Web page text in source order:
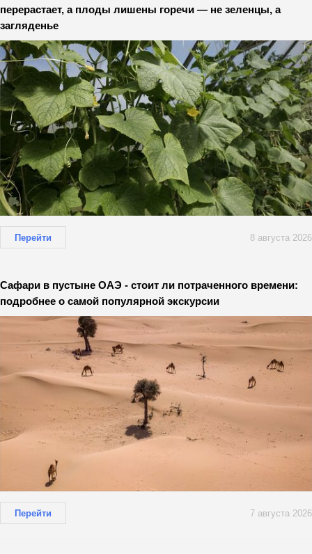
перерастает, а плоды лишены горечи — не зеленцы, а
загляденье
Перейти 8 августа 2026
Сафари в пустыне ОАЭ - стоит ли потраченного времени:
подробнее о самой популярной экскурсии
Перейти 7 августа 2026